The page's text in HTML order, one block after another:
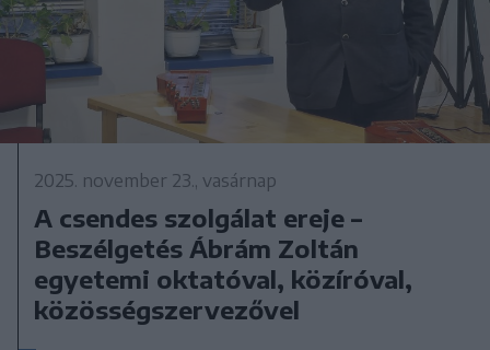
2025. november 23., vasárnap
A csendes szolgálat ereje –
Beszélgetés Ábrám Zoltán
egyetemi oktatóval, közíróval,
közösségszervezővel